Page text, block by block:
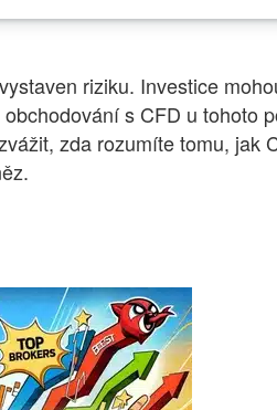
riziku. Investice
s CFD u tohoto
zda rozumíte tomu, jak